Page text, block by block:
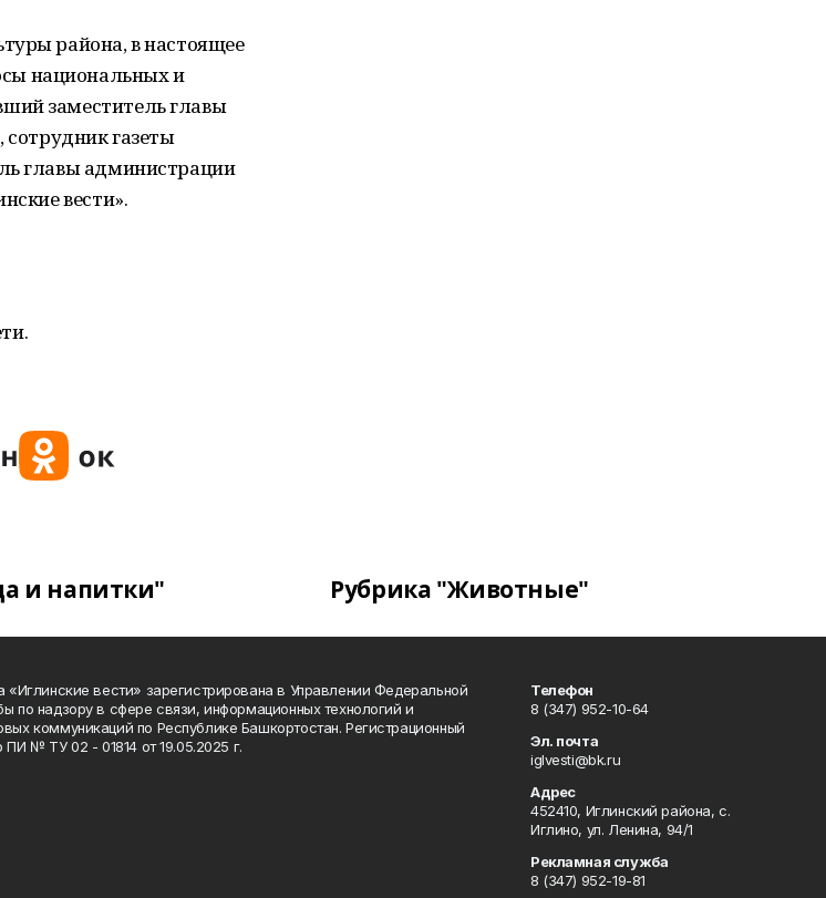
района, в настоящее
национальных и
заместитель главы
газеты
главы администрации
вести».
и напитки" Рубрика "Животные"
«Иглинские вести» зарегистрирована в Управлении Федеральной
по надзору в сфере связи, информационных технологий и
коммуникаций по Республике Башкортостан. Регистрационный
ПИ № ТУ 02 - 01814 от 19.05.2025 г.
Телефон
8 (347) 952-10-64
Эл. почта
iglvesti@bk.ru
Адрес
452410, Иглинский района, с.
Иглино, ул. Ленина, 94/1
Рекламная служба
8 (347) 952-19-81